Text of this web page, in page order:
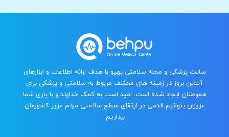
سایت پزشکی و مجله سلامتی بهپو با هدف ارائه اطلاعات و ابزارهای
آنلاین بروز در زمینه های مختلف مربوط به سلامتی و پزشکی برای
هموطنان ایجاد شده است. امید است به کمک خداوند و با یاری شما
عزیزان بتوانیم قدمی در ارتقای سطح سلامتی مردم عزیز کشورمان
برداریم.